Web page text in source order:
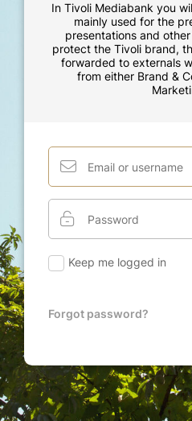
In Tivoli Mediabank you
mainly used for the
presentations and
protect the Tivoli brand,
forwarded to externals
from either Brand &
Keep me logged in
Forgot password?